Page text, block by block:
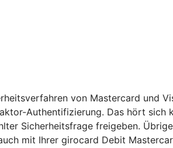
von Mastercard und
Authentifizierung. Das hört sich
Sicherheitsfrage freigeben.
mit Ihrer girocard Debit